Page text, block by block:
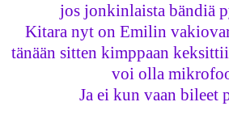
jos jonkinlaista bändiä
Kitara nyt on Emilin
tänään sitten kimppaan
voi olla
Ja ei kun vaan bileet